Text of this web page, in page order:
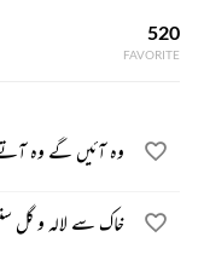
520
FAVORITE
وہ آئیں گے وہ
خاک سے لالہ و گل